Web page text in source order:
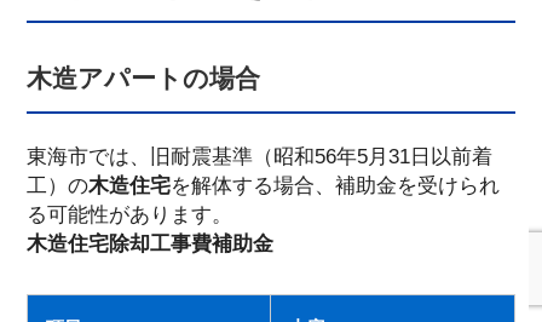
木造アパートの場合
東海市では、旧耐震基準（昭和56年5月31日以前着
工）の木造住宅を解体する場合、補助金を受けられ
る可能性があります。
木造住宅除却工事費補助金